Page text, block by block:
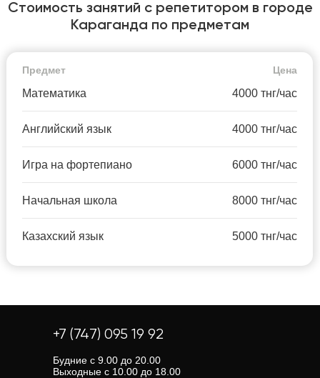
Стоимость занятий с репетитором в городе
Караганда по предметам
Предмет Цена
Математика 4000 тнг/час
Английский язык 4000 тнг/час
Игра на фортепиано 6000 тнг/час
Начальная школа 8000 тнг/час
Казахский язык 5000 тнг/час
+7 (747) 095 19 92
Будние с 9.00 до 20.00
Выходные с 10.00 до 18.00